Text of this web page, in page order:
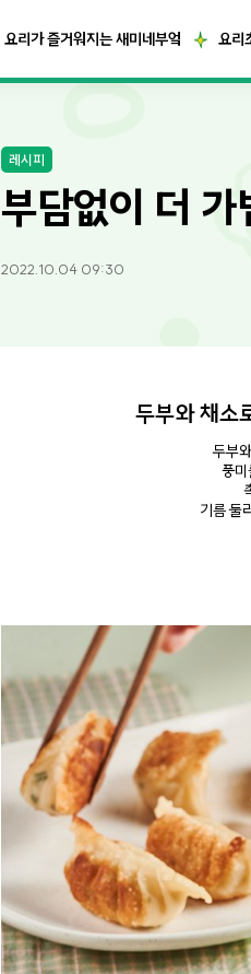
요리가 즐거워지는 새미네부엌 요리
레시피
부담없이 더
2022.10.04 09:30
두부와 채소
두부
풍미
기름 둘